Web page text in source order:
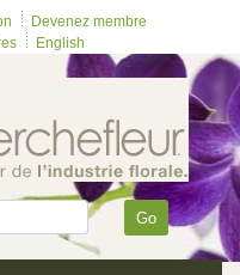
Devenez membre
English
Go